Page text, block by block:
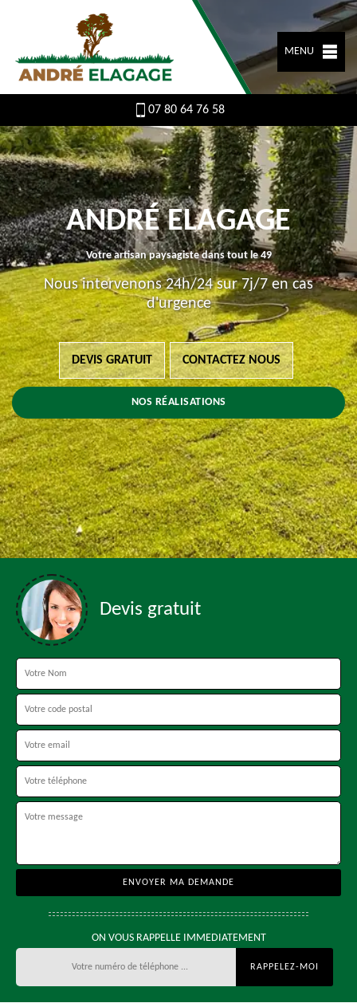
MENU
07 80 64 76 58
ANDRÉ ELAGAGE
Votre artisan paysagiste dans tout le 49
Nous intervenons 24h/24 sur 7j/7 en cas
d'urgence
DEVIS GRATUIT CONTACTEZ NOUS
NOS RÉALISATIONS
Devis gratuit
ON VOUS RAPPELLE IMMEDIATEMENT